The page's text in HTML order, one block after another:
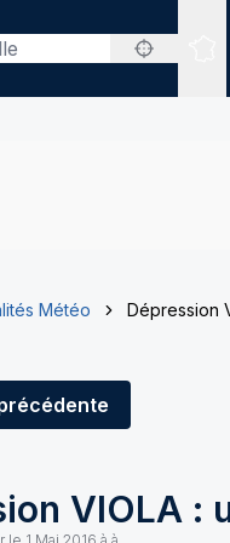
Météo Dépression
VIOLA :